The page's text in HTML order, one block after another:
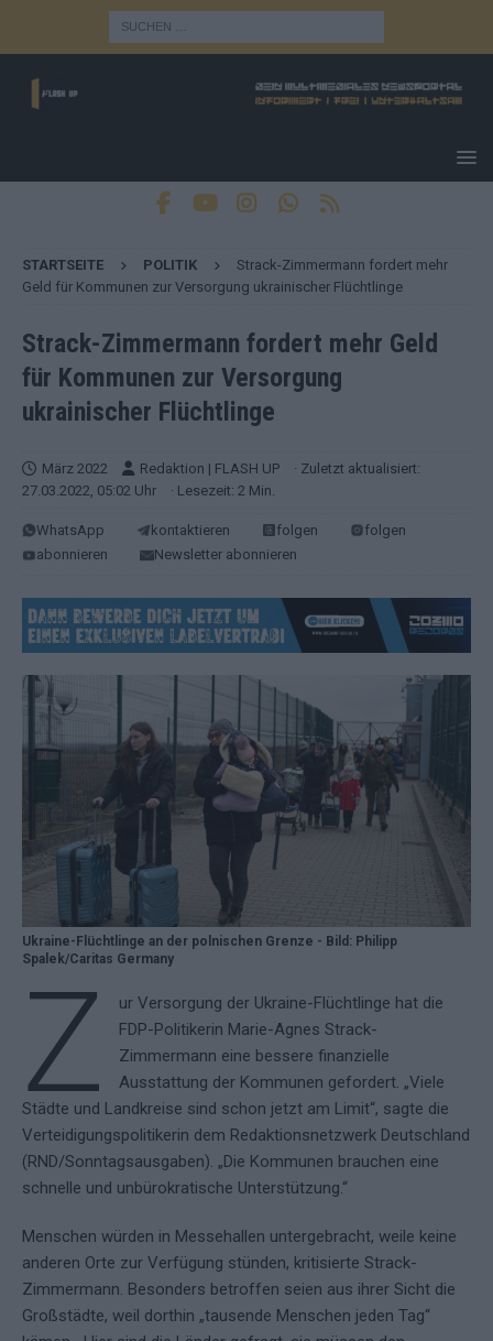
STARTSEITE POLITIK
Strack-Zimmermann fordert mehr
Geld für Kommunen zur Versorgung ukrainischer Flüchtlinge
Strack-Zimmermann fordert mehr Geld
für Kommunen zur Versorgung
ukrainischer Flüchtlinge
März 2022 Redaktion | FLASH UP
· Zuletzt aktualisiert:
27.03.2022, 05:02 Uhr
· Lesezeit: 2 Min.
WhatsApp kontaktieren folgen
folgen
abonnieren
Newsletter abonnieren
Ukraine-Flüchtlinge an der polnischen Grenze - Bild: Philipp
Spalek/Caritas Germany
Z
ur Versorgung der Ukraine-Flüchtlinge hat die
FDP-Politikerin Marie-Agnes Strack-
Zimmermann eine bessere finanzielle
Ausstattung der Kommunen gefordert. „Viele
Städte und Landkreise sind schon jetzt am Limit“, sagte die
Verteidigungspolitikerin dem Redaktionsnetzwerk Deutschland
(RND/Sonntagsausgaben). „Die Kommunen brauchen eine
schnelle und unbürokratische Unterstützung.“
Menschen würden in Messehallen untergebracht, weile keine
anderen Orte zur Verfügung stünden, kritisierte Strack-
Zimmermann. Besonders betroffen seien aus ihrer Sicht die
Großstädte, weil dorthin „tausende Menschen jeden Tag“